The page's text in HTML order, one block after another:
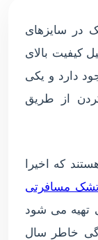
در سایزهای
کیفیت بالای
دارد و یکی
کردن از طریق
که اخیرا
مسافرتی
تهیه می شود
خاطر سال